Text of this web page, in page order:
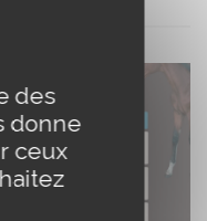
des
donne
ceux